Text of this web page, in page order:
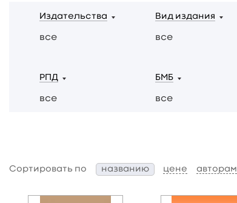
Издательства
все
Вид издания
все
РПД
все
БМБ
все
Сортировать по названию цене авторам